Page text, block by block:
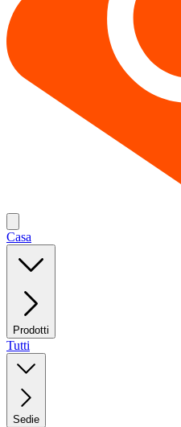
Casa
Prodotti
Tutti
Sedie